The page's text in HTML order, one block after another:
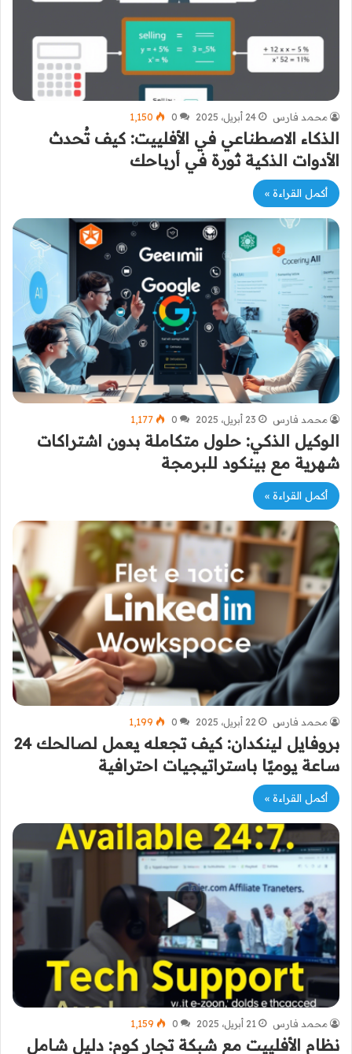
محمد فارس 24 أبريل، 2025 0 1٬150
الذكاء الاصطناعي في الأفلييت: كيف تُحدث
الأدوات الذكية ثورة في أرباحك
أكمل القراءة »
محمد فارس 23 أبريل، 2025 0 1٬177
الوكيل الذكي: حلول متكاملة بدون اشتراكات
شهرية مع بينكود للبرمجة
أكمل القراءة »
محمد فارس 22 أبريل، 2025 0 1٬199
بروفايل لينكدان: كيف تجعله يعمل لصالحك 24
ساعة يوميًا باستراتيجيات احترافية
أكمل القراءة »
محمد فارس 21 أبريل، 2025 0 1٬159
نظام الأفلييت مع شبكة تجار كوم: دليل شامل